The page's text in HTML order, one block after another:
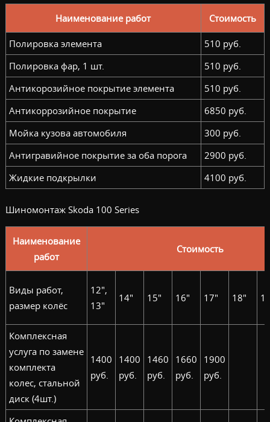
Наименование работ Стоимость
Полировка элемента
510 руб.
Полировка фар, 1 шт.
510 руб.
Антикорозийное покрытие элемента
510 руб.
Антикоррозийное покрытие
6850 руб.
Мойка кузова автомобиля
300 руб.
Антигравийное покрытие за оба порога
2900 руб.
Жидкие подкрылки
4100 руб.
Шиномонтаж Skoda 100 Series
Наименование
работ
Стоимость
Виды работ,
размер колёс
12",
13"
14" 15" 16" 17" 18"
Комплексная
услуга по замене
комплекта
колес, стальной
диск (4шт.)
1400
руб.
1400
руб.
1460
руб.
1660
руб.
1900
руб.